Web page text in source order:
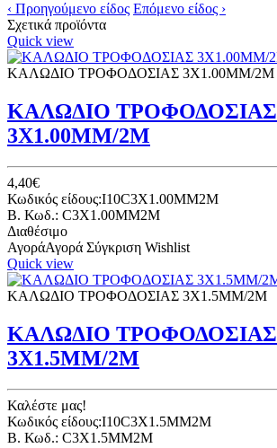
‹ Προηγούμενο είδος Επόμενο είδος ›
Σχετικά προϊόντα
Quick view
ΚΑΛΩΔΙΟ ΤΡΟΦΟΔΟΣΙΑΣ 3Χ1.00ΜΜ/2Μ
ΚΑΛΩΔΙΟ ΤΡΟΦΟΔΟΣΙΑΣ
3Χ1.00ΜΜ/2Μ
4,40€
Κωδικός είδους:I10C3X1.00MM2M
B. Κωδ.: C3X1.00MM2M
Διαθέσιμο
ΑγοράΑγορά Σύγκριση Wishlist
Quick view
ΚΑΛΩΔΙΟ ΤΡΟΦΟΔΟΣΙΑΣ 3Χ1.5ΜΜ/2Μ
ΚΑΛΩΔΙΟ ΤΡΟΦΟΔΟΣΙΑΣ
3Χ1.5ΜΜ/2Μ
Καλέστε μας!
Κωδικός είδους:I10C3X1.5MM2M
B. Κωδ.: C3X1.5MM2M